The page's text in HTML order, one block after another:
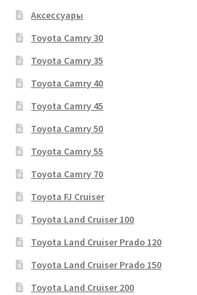
Аксессуары
Toyota Camry 30
Toyota Camry 35
Toyota Camry 40
Toyota Camry 45
Toyota Camry 50
Toyota Camry 55
Toyota Camry 70
Toyota FJ Cruiser
Toyota Land Cruiser 100
Toyota Land Cruiser Prado 120
Toyota Land Cruiser Prado 150
Toyota Land Cruiser 200